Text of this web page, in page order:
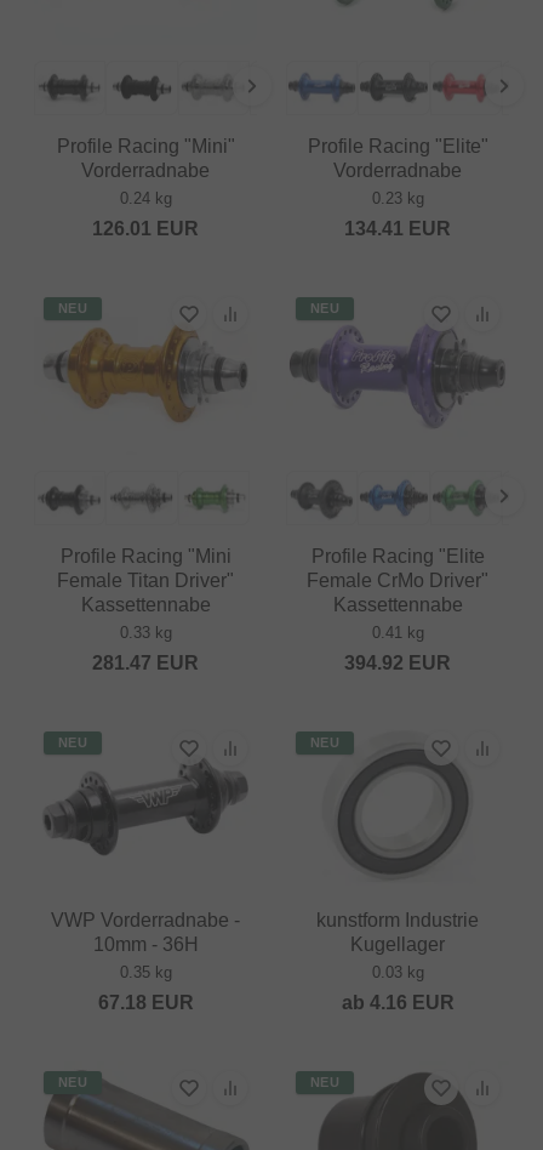
Profile Racing "Mini"
Vorderradnabe
0.24 kg
126.01 EUR
Profile Racing "Elite"
Vorderradnabe
0.23 kg
134.41 EUR
NEU
Profile Racing "Mini
Female Titan Driver"
Kassettennabe
0.33 kg
281.47 EUR
NEU
Profile Racing "Elite
Female CrMo Driver"
Kassettennabe
0.41 kg
394.92 EUR
NEU
VWP Vorderradnabe -
10mm - 36H
0.35 kg
67.18 EUR
NEU
kunstform Industrie
Kugellager
0.03 kg
ab 4.16 EUR
NEU NEU